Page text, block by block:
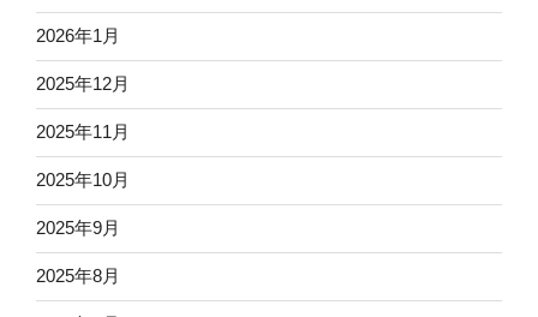
2026年1月
2025年12月
2025年11月
2025年10月
2025年9月
2025年8月